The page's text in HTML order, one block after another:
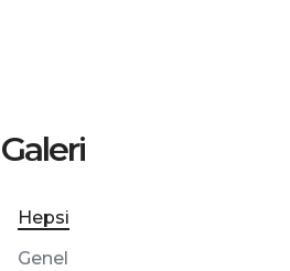
Galeri
Hepsi
Genel